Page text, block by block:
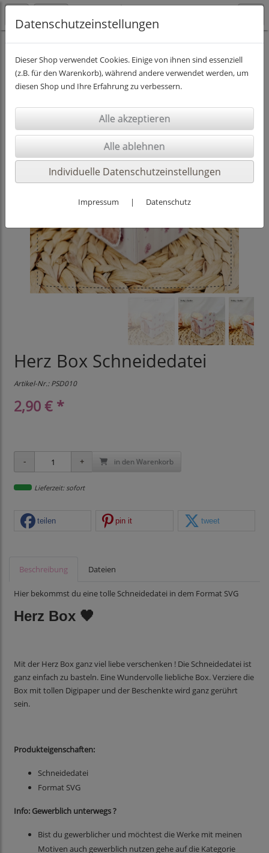
SCHNEIDEDATEIEN
Herz Box Schneidedatei
Artikel-Nr.:PSD010
2,90 € *
in den Warenkorb
Lieferzeit: sofort
teilen pin it tweet
Beschreibung Dateien
Hier bekommst du eine tolle Schneidedatei in dem Format SVG
Herz Box 🖤
Mit der Herz Box ganz viel liebe verschenken ! Die Schneidedatei ist
ganz einfach zu basteln. Eine Wundervolle liebliche Box. Verziere die
Box mit tollen Digipaper und der Beschenkte wird ganz gerührt
sein.
Produkteigenschaften:
Schneidedatei
Format SVG
Info: Gewerblich unterwegs ?
Bist du gewerblicher und möchtest die Werke mit meinen
Motiven auch gewerblich nutzen gehe auf die Kategorie
Datenschutzeinstellungen
Dieser Shop verwendet Cookies. Einige von ihnen sind essenziell
(z.B. für den Warenkorb), während andere verwendet werden, um
diesen Shop und Ihre Erfahrung zu verbessern.
Individuelle Datenschutzeinstellungen
Impressum | Datenschutz